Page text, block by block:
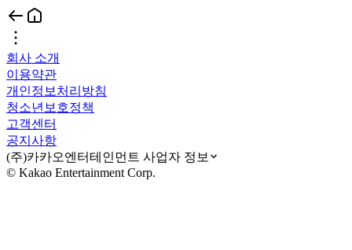
회사 소개
이용약관
개인정보처리방침
청소년보호정책
고객센터
공지사항
(주)카카오엔터테인먼트 사업자 정보
© Kakao Entertainment Corp.